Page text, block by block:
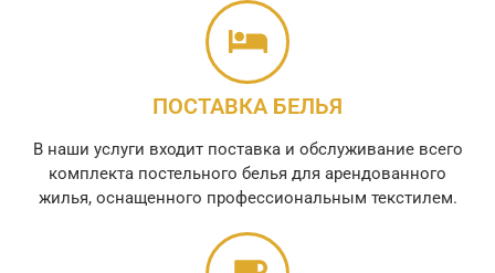
ПОСТАВКА БЕЛЬЯ
В наши услуги входит поставка и обслуживание всего
комплекта постельного белья для арендованного
жилья, оснащенного профессиональным текстилем.